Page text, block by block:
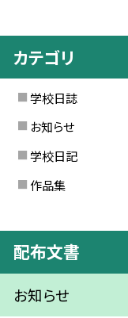
カテゴリ
学校日誌
お知らせ
学校日記
作品集
配布文書
お知らせ